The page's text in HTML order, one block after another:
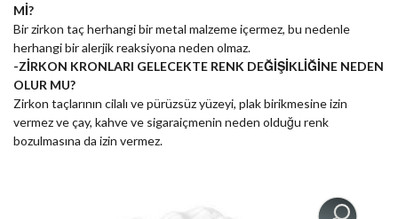
Mİ?
Bir zirkon taç herhangi bir metal malzeme içermez, bu nedenle
herhangi bir alerjik reaksiyona neden olmaz.
-ZİRKON KRONLARI GELECEKTE RENK DEĞİŞİKLİĞİNE NEDEN
OLUR MU?
Zirkon taçlarının cilalı ve pürüzsüz yüzeyi, plak birikmesine izin
vermez ve çay, kahve ve sigaraiçmenin neden olduğu renk
bozulmasına da izin vermez.